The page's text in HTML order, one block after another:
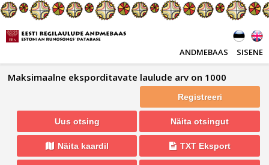
ANDMEBAAS SISENE
Maksimaalne eksporditavate laulude arv on 1000
Registreeri
Uus otsing Näita otsingut
Näita kaardil TXT Eksport